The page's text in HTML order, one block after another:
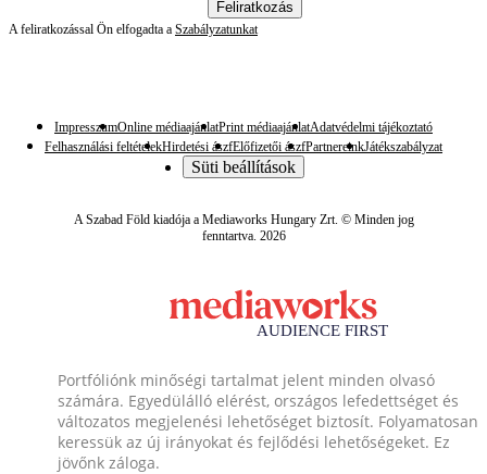
Feliratkozás
A feliratkozással Ön elfogadta a Szabályzatunkat
ImpresszumOnline médiaajánlatPrint médiaajánlatAdatvédelmi tájékoztató
Felhasználási feltételekHirdetési ászfElőfizetői ászfPartnereinkJátékszabályzat
Süti beállítások
A Szabad Föld kiadója a Mediaworks Hungary Zrt. © Minden jog
fenntartva. 2026
Portfóliónk minőségi tartalmat jelent minden olvasó
számára. Egyedülálló elérést, országos lefedettséget és
változatos megjelenési lehetőséget biztosít. Folyamatosan
keressük az új irányokat és fejlődési lehetőségeket. Ez
jövőnk záloga.